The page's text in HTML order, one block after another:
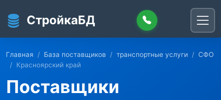
СтройкаБД
Главная База поставщиков транспортные услуги
СФО
Красноярский край
Поставщики